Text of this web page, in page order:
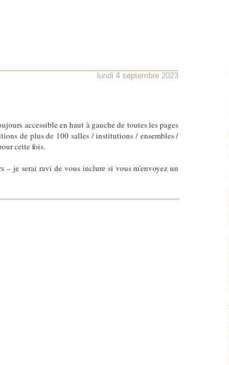
lundi 4 septembre 2023
accessible en haut à gauche de toutes les pages
de plus de 100 salles / institutions / ensembles /
cette fois.
– je serai ravi de vous inclure si vous m'envoyez un